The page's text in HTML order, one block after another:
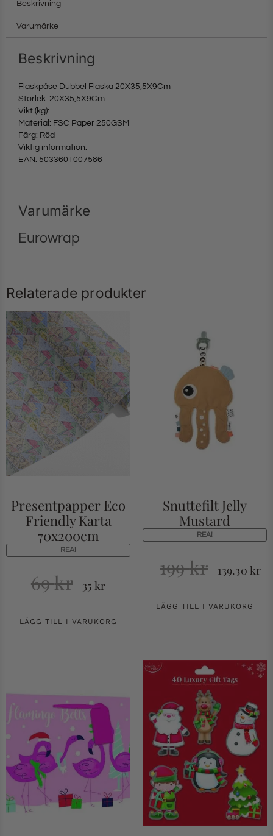
Beskrivning
Varumärke
Beskrivning
Flaskpåse Dubbel Flaska 20X35,5X9Cm
Storlek: 20X35,5X9Cm
Vikt (kg):
Material: FSC Paper 250GSM
Färg: Röd
Viktig information:
EAN: 5033601007586
Varumärke
Eurowrap
Relaterade produkter
Presentpapper Eco
Friendly Karta
70x200cm
REA!
69kr 35 kr
LÄGG TILL I VARUKORG
Snuttefilt Jelly
Mustard
REA!
199kr 139.30kr
LÄGG TILL I VARUKORG